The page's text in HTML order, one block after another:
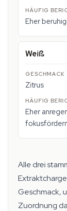
Eher
Weiß
Zitrus
Eher
Alle drei
Geschmack,
Zuordnung